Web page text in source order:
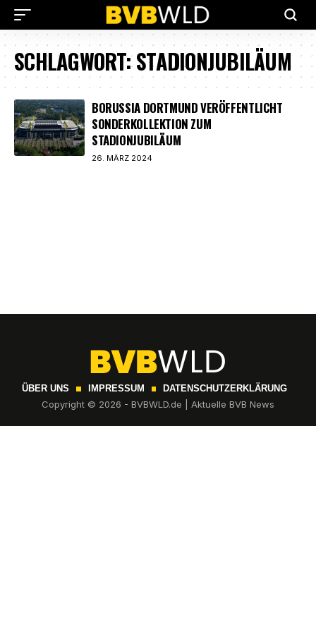
SCHLAGWORT:STADIONJUBILÄUM
BORUSSIA DORTMUND VERÖFFENTLICHT
SONDERKOLLEKTION ZUM
STADIONJUBILÄUM
26. MÄRZ 2024
ÜBER UNS IMPRESSUM DATENSCHUTZERKLÄRUNG
Copyright © 2026 - BVBWLD.de | Aktuelle BVB News